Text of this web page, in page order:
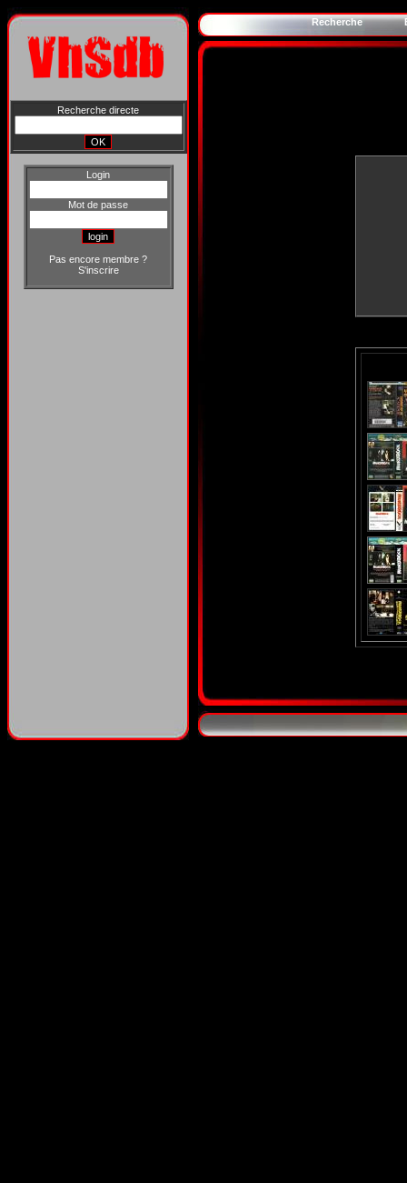
Recherche directe
Login
Mot de passe
Pas encore membre ?
S'inscrire
Recherche